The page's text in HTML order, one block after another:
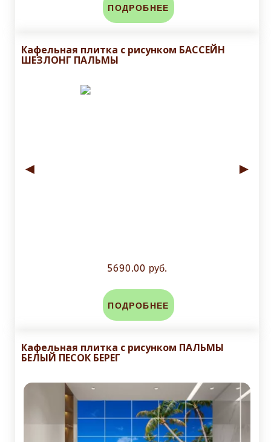
ПОДРОБНЕЕ
Кафельная плитка с рисунком БАССЕЙН
ШЕЗЛОНГ ПАЛЬМЫ
◄ ►
5690.00 руб.
ПОДРОБНЕЕ
Кафельная плитка с рисунком ПАЛЬМЫ
БЕЛЫЙ ПЕСОК БЕРЕГ